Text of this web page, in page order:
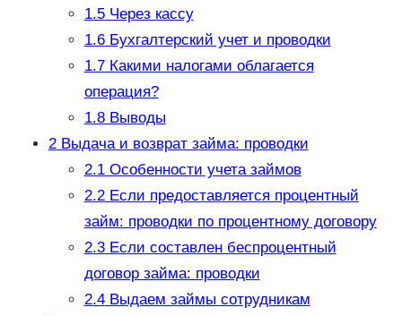
1.5Через кассу
1.6Бухгалтерский учет и проводки
1.7Какими налогами облагается
операция?
1.8Выводы
2Выдача и возврат займа: проводки
2.1Особенности учета займов
2.2Если предоставляется процентный
займ: проводки по процентному договору
2.3Если составлен беспроцентный
договор займа: проводки
2.4Выдаем займы сотрудникам